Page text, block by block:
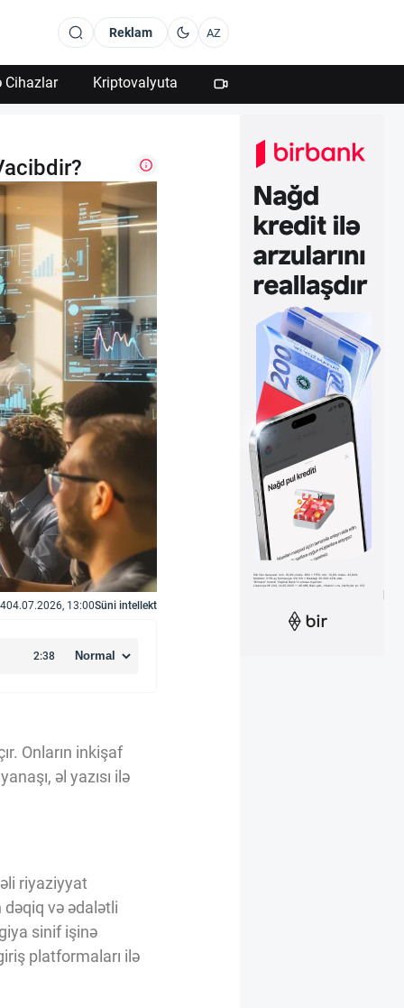
Reklam AZ
Cihazlar Kriptovalyuta
04.07.2026, 13:00Süni intellekt
Onların inkişaf
əl yazısı ilə
riyaziyyat
və ədalətli
sinif işinə
platformaları ilə